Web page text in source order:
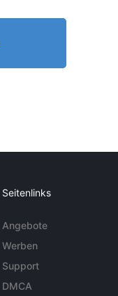
Seitenlinks
Angebote
Werben
Support
DMCA